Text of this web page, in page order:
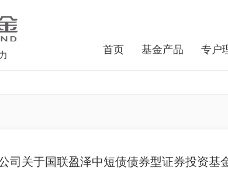
首页 基金产品 专户
司关于国联盈泽中短债债券型证券投资